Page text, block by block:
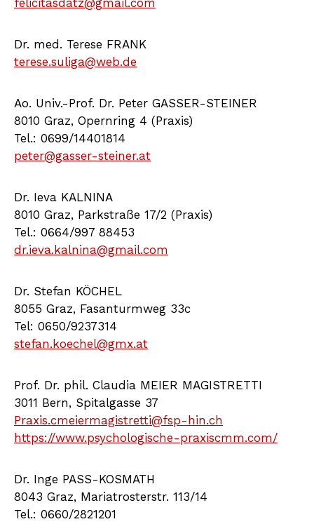
felicitasdatz@gmail.com
Dr. med. Terese FRANK
terese.suliga@web.de
Ao. Univ.-Prof. Dr. Peter GASSER-STEINER
8010 Graz, Opernring 4 (Praxis)
Tel.: 0699/14401814
peter@gasser-steiner.at
Dr. Ieva KALNINA
8010 Graz, Parkstraße 17/2 (Praxis)
Tel.: 0664/997 88453
dr.ieva.kalnina@gmail.com
Dr. Stefan KÖCHEL
8055 Graz, Fasanturmweg 33c
Tel: 0650/9237314
stefan.koechel@gmx.at
Prof. Dr. phil. Claudia MEIER MAGISTRETTI
3011 Bern, Spitalgasse 37
Praxis.cmeiermagistretti@fsp-hin.ch
https://www.psychologische-praxiscmm.com/
Dr. Inge PASS-KOSMATH
8043 Graz, Mariatrosterstr. 113/14
Tel.: 0660/2821201